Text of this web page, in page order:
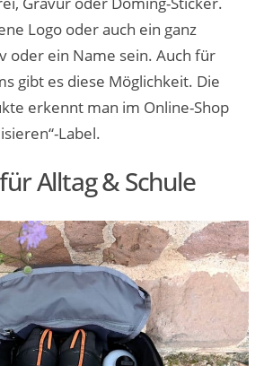
Logo oder auch ein ganz
oder ein Name sein. Auch für
gibt es diese Möglichkeit. Die
erkennt man im Online-Shop
Label.
Alltag & Schule